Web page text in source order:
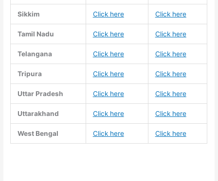
Sikkim Click here Click here
Tamil Nadu Click here Click here
Telangana Click here Click here
Tripura Click here Click here
Uttar Pradesh Click here Click here
Uttarakhand Click here Click here
West Bengal Click here Click here